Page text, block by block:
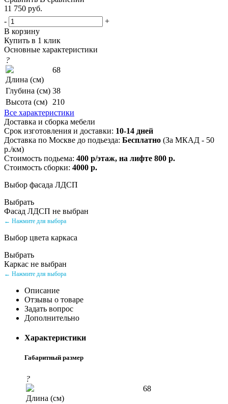
11 750 руб.
-
+
В корзину
Купить в 1 клик
Основные характеристики
?
Длина (см)
68
Глубина (см) 38
Высота (см)
210
Все характеристики
Доставка и сборка мебели
Срок изготовления и доставки: 10-14 дней
Доставка по Москве до подьезда: Бесплатно (За МКАД - 50
р./км)
Стоимость подьема: 400 р/этаж, на лифте 800 р.
Стоимость сборки: 4000 р.
Выбор фасада ЛДСП
Выбрать
Фасад ЛДСП не выбран
← Нажмите для выбора
Выбор цвета каркаса
Выбрать
Каркас не выбран
← Нажмите для выбора
Описание
Отзывы о товаре
Задать вопрос
Дополнительно
Характеристики
Габаритный размер
?
Длина (см)
68